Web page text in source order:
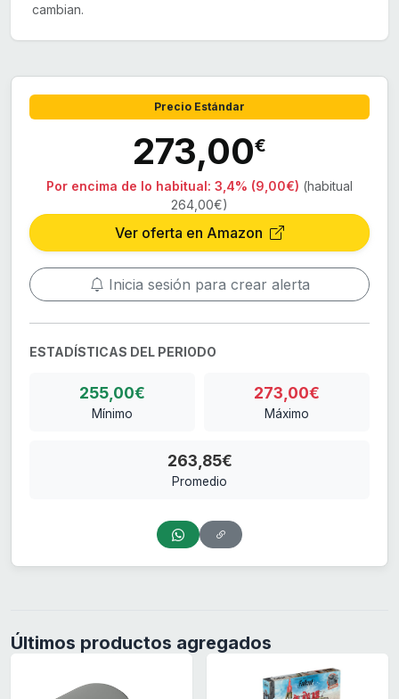
cambian.
Precio Estándar
273,00€
Por encima de lo habitual: 3,4% (9,00€) (habitual
264,00€)
Ver oferta en Amazon
Inicia sesión para crear alerta
ESTADÍSTICAS DEL PERIODO
255,00€
Mínimo
273,00€
Máximo
263,85€
Promedio
Últimos productos agregados